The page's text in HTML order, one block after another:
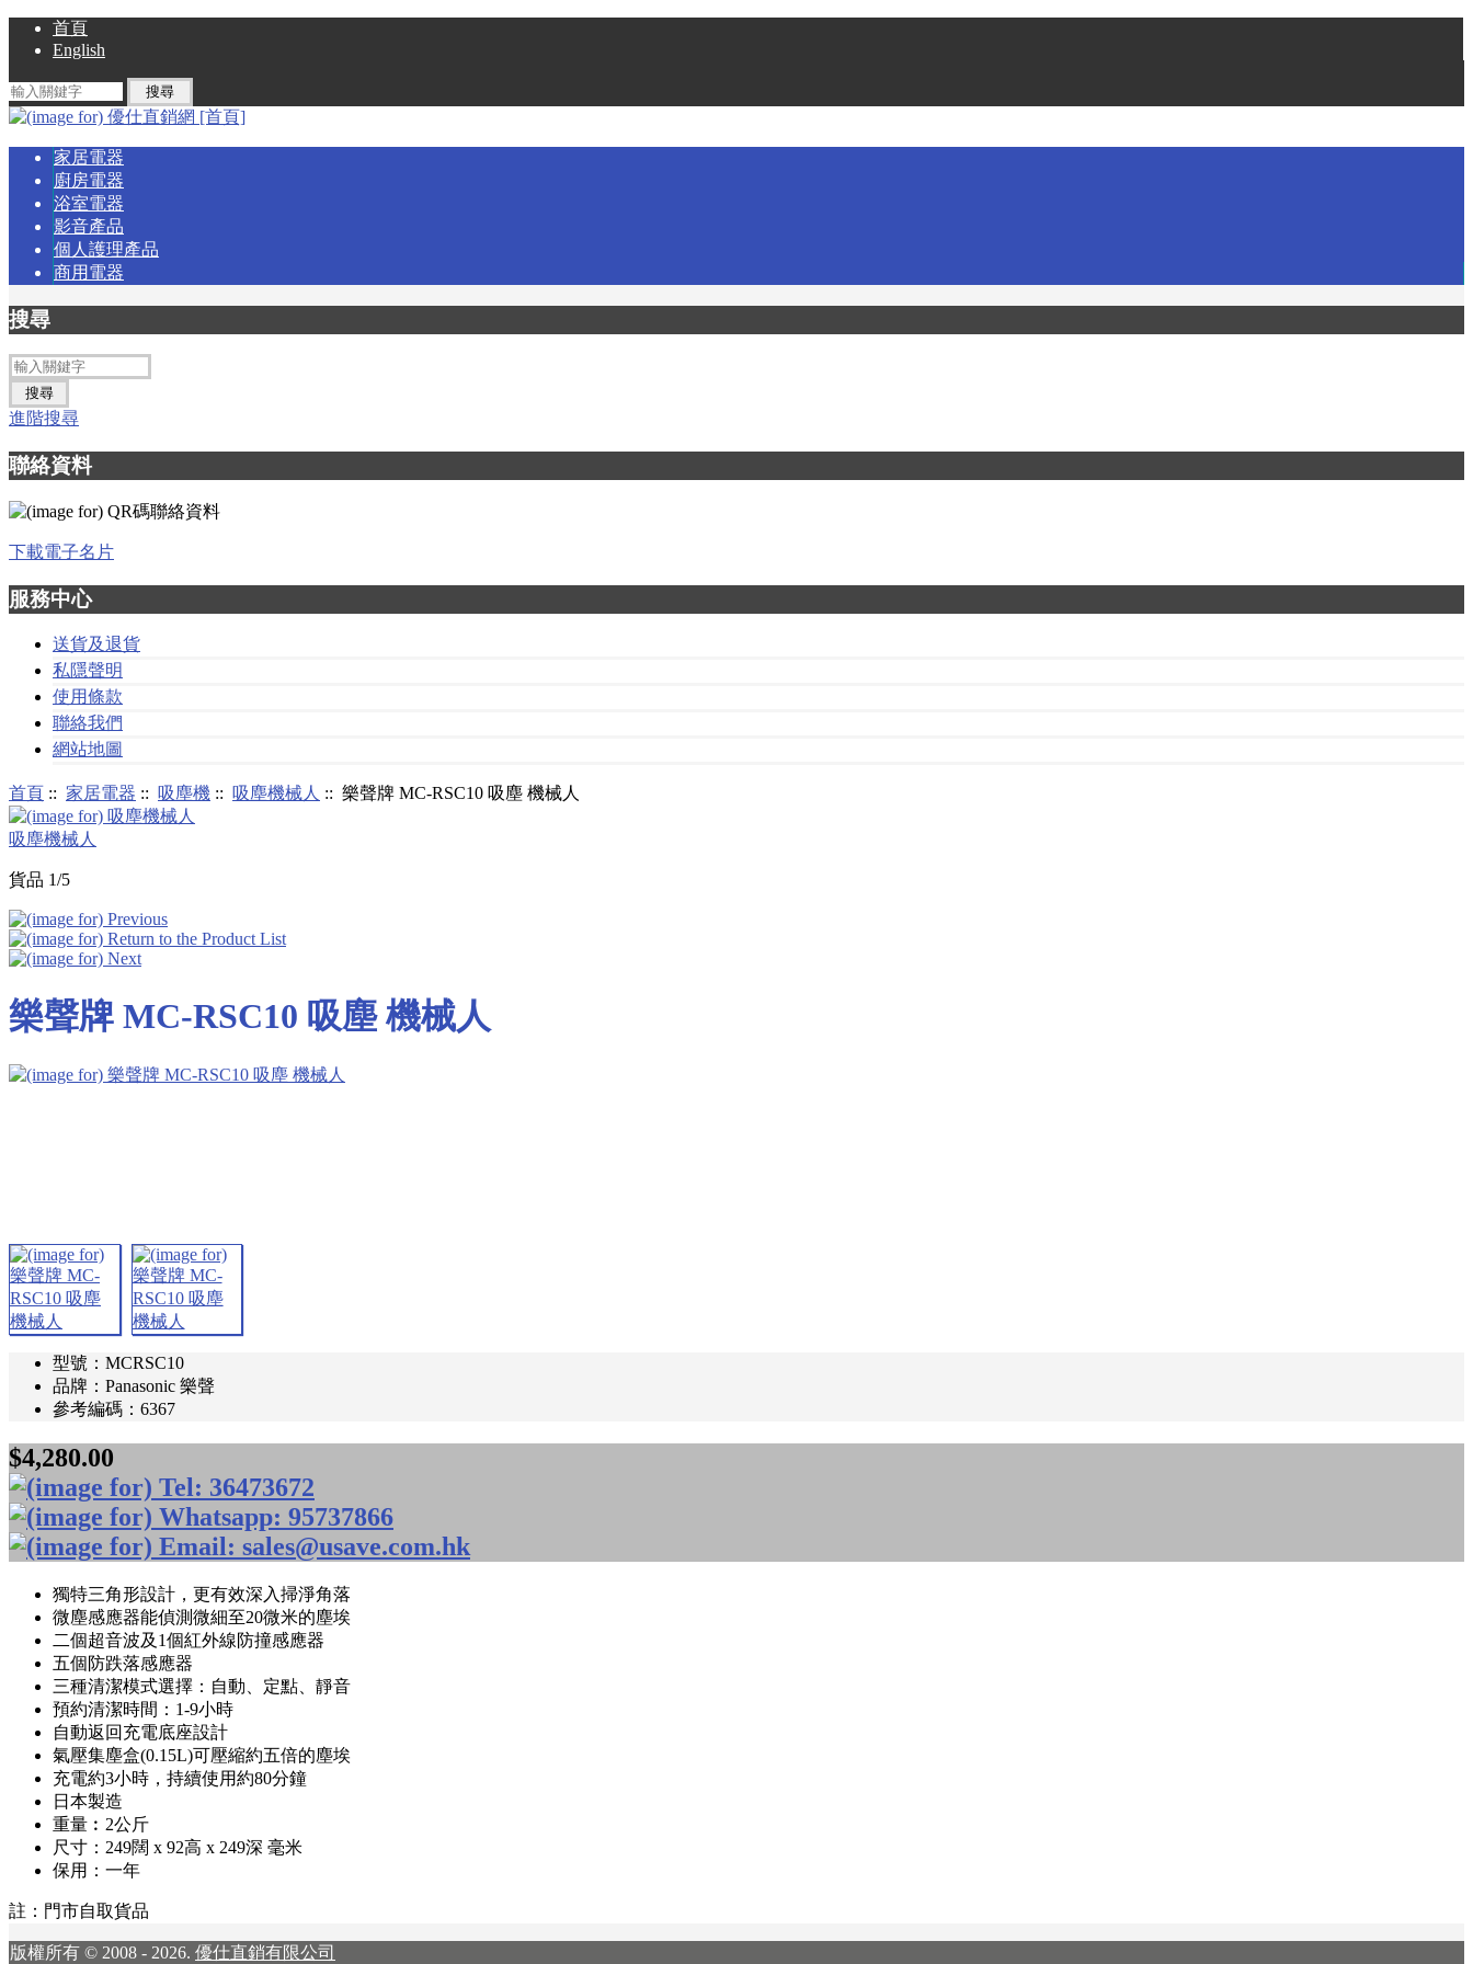
首頁
English
家居電器
廚房電器
浴室電器
影音產品
個人護理產品
商用電器
搜尋
進階搜尋
聯絡資料
下載電子名片
服務中心
送貨及退貨
私隱聲明
使用條款
聯絡我們
網站地圖
首頁 :: 家居電器 :: 吸塵機 :: 吸塵機械人 :: 樂聲牌 MC-RSC10 吸塵 機械人
吸塵機械人
貨品 1/5
樂聲牌 MC-RSC10 吸塵 機械人
型號：MCRSC10
品牌：Panasonic 樂聲
參考編碼：6367
$4,280.00
獨特三角形設計，更有效深入掃淨角落
微塵感應器能偵測微細至20微米的塵埃
二個超音波及1個紅外線防撞感應器
五個防跌落感應器
三種清潔模式選擇：自動、定點、靜音
預約清潔時間：1-9小時
自動返回充電底座設計
氣壓集塵盒(0.15L)可壓縮約五倍的塵埃
充電約3小時，持續使用約80分鐘
日本製造
重量︰2公斤
尺寸：249闊 x 92高 x 249深 毫米
保用：一年
註：門市自取貨品
版權所有 © 2008 - 2026. 優仕直銷有限公司